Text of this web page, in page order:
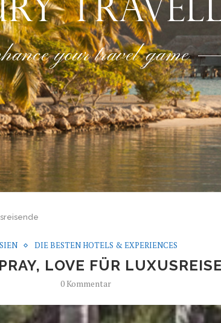
your travel game
DIE BESTEN HOTELS & EXPERIENCES
LOVE FÜR
0 Kommentar